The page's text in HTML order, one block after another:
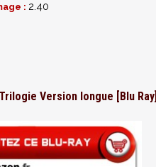
: 2.40
Version longue [Blu Ray]